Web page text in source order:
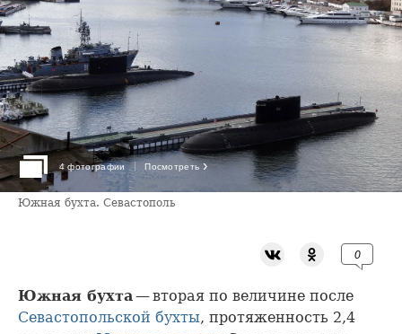
4 фотографии Посмотреть ›
Южная бухта. Севастополь
0
Южная бухта— вторая по величине после
Севастопольской бухты, протяженность 2,4